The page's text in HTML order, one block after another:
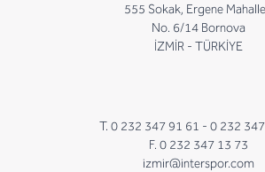
555 Sokak, Ergene
No. 6/14 Bornova
İZMİR - TÜRKİYE
T. 0 232 347 91 61 - 0 232
F. 0 232 347 13 73
izmir@interspor.com